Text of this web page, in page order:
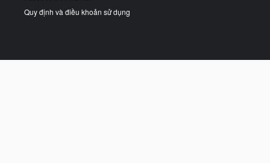
Quy định và điều khoản sử dụng